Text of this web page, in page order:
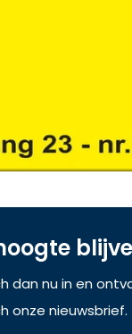
dan nu in en
onze nieuwsbrief.